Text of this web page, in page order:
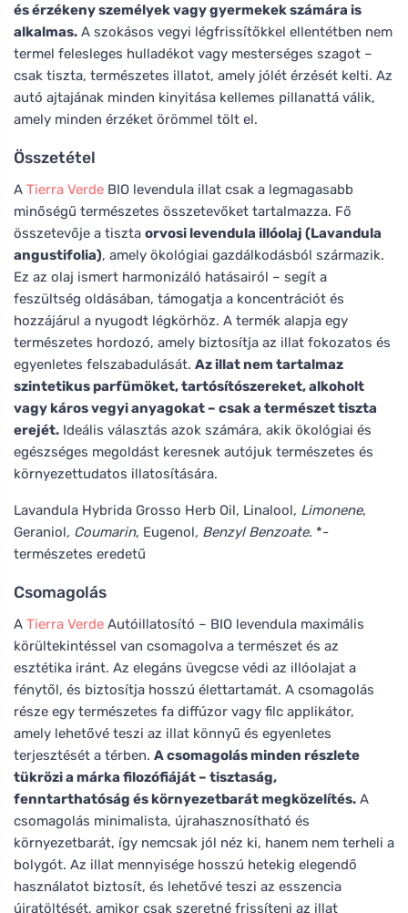
és érzékeny személyek vagy gyermekek számára is
alkalmas. A szokásos vegyi légfrissítőkkel ellentétben nem
termel felesleges hulladékot vagy mesterséges szagot –
csak tiszta, természetes illatot, amely jólét érzését kelti. Az
autó ajtajának minden kinyitása kellemes pillanattá válik,
amely minden érzéket örömmel tölt el.
Összetétel
A Tierra Verde BIO levendula illat csak a legmagasabb
minőségű természetes összetevőket tartalmazza. Fő
összetevője a tiszta orvosi levendula illóolaj (Lavandula
angustifolia), amely ökológiai gazdálkodásból származik.
Ez az olaj ismert harmonizáló hatásairól – segít a
feszültség oldásában, támogatja a koncentrációt és
hozzájárul a nyugodt légkörhöz. A termék alapja egy
természetes hordozó, amely biztosítja az illat fokozatos és
egyenletes felszabadulását. Az illat nem tartalmaz
szintetikus parfümöket, tartósítószereket, alkoholt
vagy káros vegyi anyagokat – csak a természet tiszta
erejét. Ideális választás azok számára, akik ökológiai és
egészséges megoldást keresnek autójuk természetes és
környezettudatos illatosítására.
Lavandula Hybrida Grosso Herb Oil, Linalool, Limonene,
Geraniol, Coumarin, Eugenol, Benzyl Benzoate. *-
természetes eredetű
Csomagolás
A Tierra Verde Autóillatosító – BIO levendula maximális
körültekintéssel van csomagolva a természet és az
esztétika iránt. Az elegáns üvegcse védi az illóolajat a
fénytől, és biztosítja hosszú élettartamát. A csomagolás
része egy természetes fa diffúzor vagy filc applikátor,
amely lehetővé teszi az illat könnyű és egyenletes
terjesztését a térben. A csomagolás minden részlete
tükrözi a márka filozófiáját – tisztaság,
fenntarthatóság és környezetbarát megközelítés. A
csomagolás minimalista, újrahasznosítható és
környezetbarát, így nemcsak jól néz ki, hanem nem terheli a
bolygót. Az illat mennyisége hosszú hetekig elegendő
használatot biztosít, és lehetővé teszi az esszencia
újratöltését, amikor csak szeretné frissíteni az illat